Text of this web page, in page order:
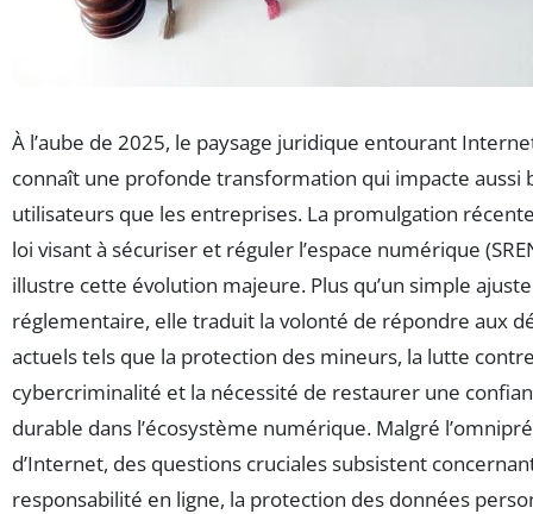
À l’aube de 2025, le paysage juridique entourant
connaît une profonde transformation qui impacte aussi
utilisateurs que les entreprises. La promulgation
loi visant à sécuriser et réguler l’espace numérique
illustre cette évolution majeure. Plus qu’un simple
réglementaire, elle traduit la volonté de répondre aux
actuels tels que la protection des mineurs, la lutte
cybercriminalité et la nécessité de restaurer une
durable dans l’écosystème numérique. Malgré
d’Internet, des questions cruciales subsistent
responsabilité en ligne, la protection des données